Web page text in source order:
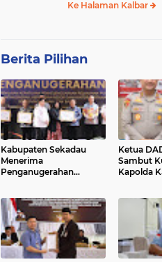
Ke Halaman Kalbar
Berita Pilihan
Kabupaten Sekadau
Menerima
Penganugerahan
Publik
Ketua
Sambut
Kapolda